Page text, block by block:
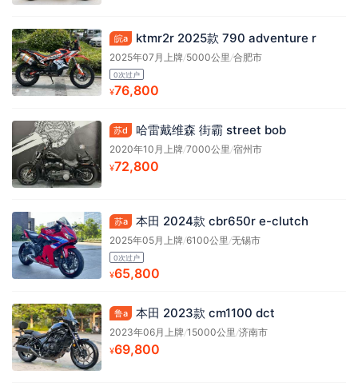
皖a ktmr2r 2025款 790 adventure r
2025年07月上牌/5000公里 /合肥市
0次过户
¥76,800
苏d 哈雷戴维森 街霸 street bob
2020年10月上牌/7000公里 /宿州市
¥72,800
苏a 本田 2024款 cbr650r e-clutch
2025年05月上牌/6100公里 /无锡市
0次过户
¥65,800
鲁a 本田 2023款 cm1100 dct
2023年06月上牌/15000公里 /济南市
¥69,800